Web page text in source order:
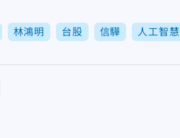
林鴻明 台股 信驊 人工智慧